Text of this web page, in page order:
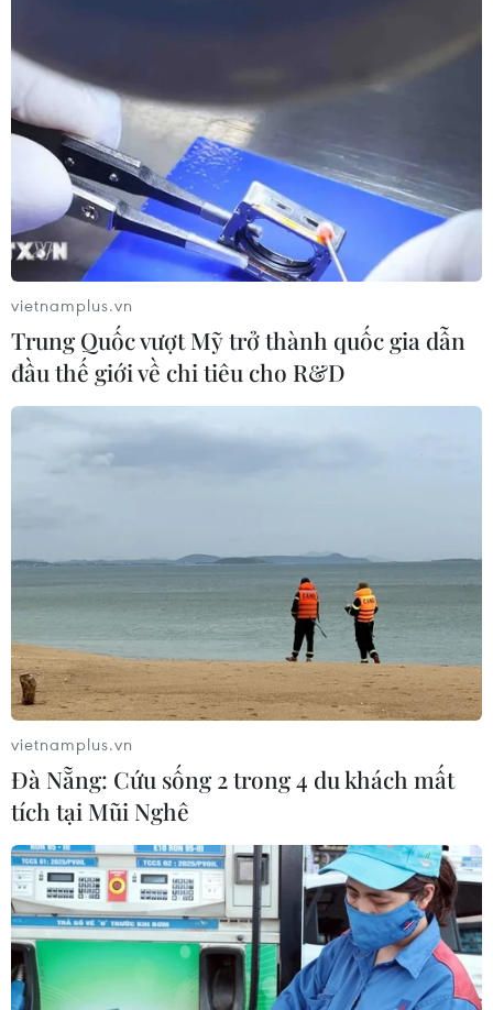
TIN LIÊN QUAN
Cao Bằng: Khắc phục thiếu nước sinh
hoạt, sản xuất tại vùng Lục khu
Ánh chỉ đạo các cấp, ngành và huyện Hà Quảng cần
có giải pháp hữu hiệu và lâu dài để khắc phục hạn hán
thiếu nước sinh hoạt, sản xuất ở vùng Lục khu.
vietnamplus.vn
Trung Quốc vượt Mỹ trở thành quốc gia dẫn
đầu thế giới về chi tiêu cho R&D
vietnamplus.vn
Đà Nẵng: Cứu sống 2 trong 4 du khách mất
tích tại Mũi Nghê